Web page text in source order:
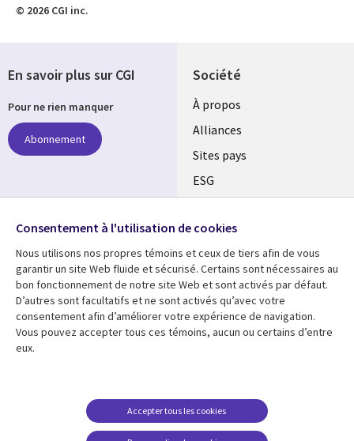
© 2026 CGI inc.
Société
À propos
Alliances
Sites pays
ESG
Fusions
Salle de presse
Ressources
Articles
Études de cas
Support
Restrictions et
conditions juridiques
En savoir plus sur CGI
Pour ne rien manquer
Abonnement
Suivez-nous
Social
Media
Global
FR
Consentement à l'utilisation de cookies
Nous utilisons nos propres témoins et ceux de tiers afin de vous
garantir un site Web fluide et sécurisé. Certains sont nécessaires au
bon fonctionnement de notre site Web et sont activés par défaut.
D’autres sont facultatifs et ne sont activés qu’avec votre
consentement afin d’améliorer votre expérience de navigation.
Vous pouvez accepter tous ces témoins, aucun ou certains d’entre
eux.
Accepter tous les cookies